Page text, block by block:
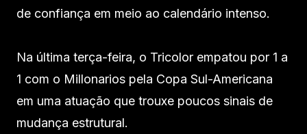
de confiança em meio ao calendário intenso.
Na última terça-feira, o Tricolor empatou por 1 a
1 com o Millonarios pela Copa Sul-Americana
em uma atuação que trouxe poucos sinais de
mudança estrutural.